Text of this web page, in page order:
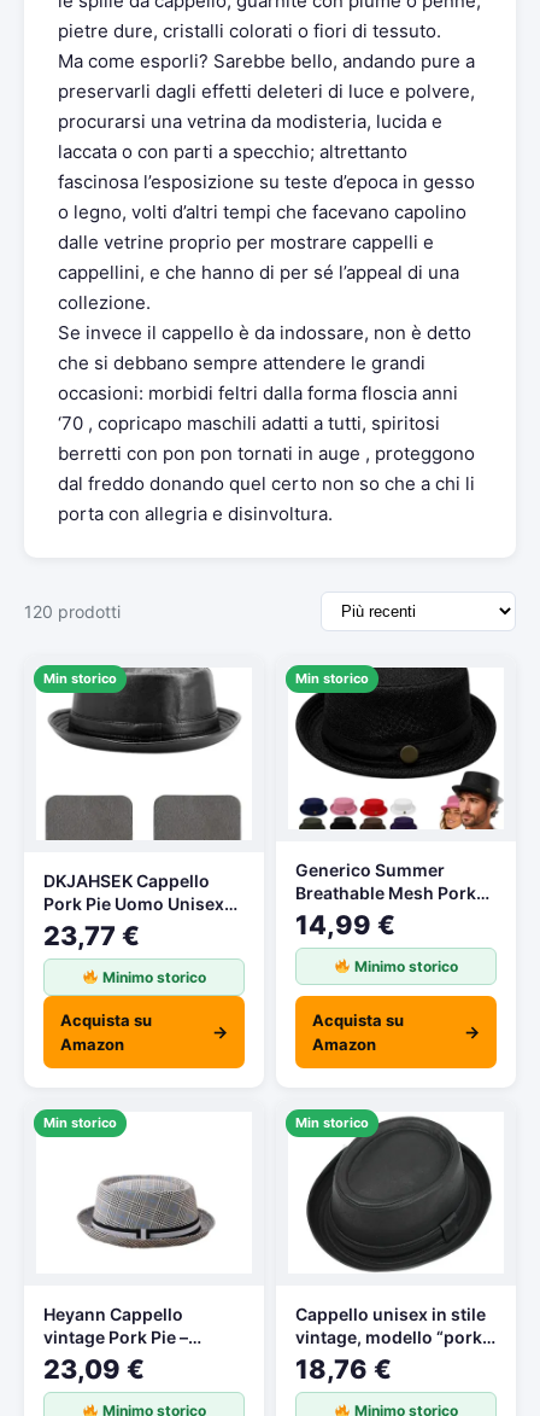
pietre dure, cristalli colorati o fiori di tessuto.
Ma come esporli? Sarebbe bello, andando pure a
preservarli dagli effetti deleteri di luce e polvere,
procurarsi una vetrina da modisteria, lucida e
laccata o con parti a specchio; altrettanto
fascinosa l’esposizione su teste d’epoca in gesso
o legno, volti d’altri tempi che facevano capolino
dalle vetrine proprio per mostrare cappelli e
cappellini, e che hanno di per sé l’appeal di una
collezione.
Se invece il cappello è da indossare, non è detto
che si debbano sempre attendere le grandi
occasioni: morbidi feltri dalla forma floscia anni
‘70 , copricapo maschili adatti a tutti, spiritosi
berretti con pon pon tornati in auge , proteggono
dal freddo donando quel certo non so che a chi li
porta con allegria e disinvoltura.
120 prodotti
Min storico
DKJAHSEK Cappello
Pork Pie Uomo Unisex
Leather Trilby Hat Retro
Autumn Porkpie Caps
Vintage Jazz Hats With
2 Gray Suede Cleaning
Cloth(Black)
23,77 €
Minimo storico
Acquista su
Amazon
→
Min storico
Generico Summer
Breathable Mesh Pork
Pie Hat, Lightweight
Polyester Mesh
Material, Vintage
Gentleman Hat for Men
Women (Black)
14,99 €
Minimo storico
Acquista su
Amazon
→
Min storico
Heyann Cappello
vintage Pork Pie –
traspirante e protettivo
dal sole, unisex per
uomini e donne,
23,09 €
Minimo storico
Min storico
Cappello unisex in stile
vintage, modello “pork
pie” in similpelle nera,
stile Heisenberg di
“Breaking Bad” Black S
18,76 €
Minimo storico